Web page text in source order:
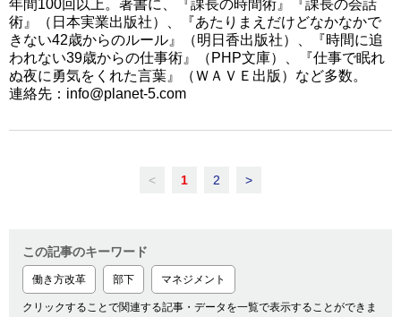
年間100回以上。著書に、『課長の時間術』『課長の会話
術』（日本実業出版社）、『あたりまえだけどなかなかで
きない42歳からのルール』（明日香出版社）、『時間に追
われない39歳からの仕事術』（PHP文庫）、『仕事で眠れ
ぬ夜に勇気をくれた言葉』（ＷＡＶＥ出版）など多数。
連絡先：info@planet-5.com
< 1 2 >
この記事のキーワード
働き方改革 部下 マネジメント
クリックすることで関連する記事・データを一覧で表示することができま